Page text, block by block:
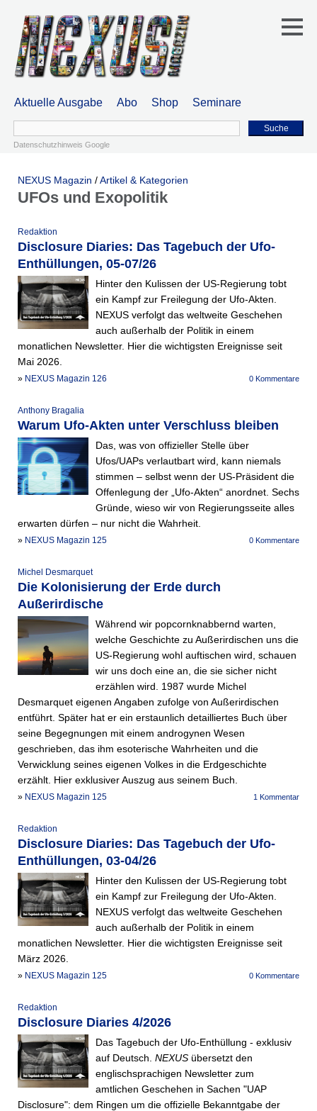
Aktuelle Ausgabe Abo Shop Seminare
Suche
Datenschutzhinweis Google
NEXUS Magazin /Artikel & Kategorien
UFOs und Exopolitik
Redaktion
Disclosure Diaries: Das Tagebuch der Ufo-
Enthüllungen, 05-07/26
Hinter den Kulissen der US-Regierung tobt
ein Kampf zur Freilegung der Ufo-Akten.
NEXUS verfolgt das weltweite Geschehen
auch außerhalb der Politik in einem
monatlichen Newsletter. Hier die wichtigsten Ereignisse seit
Mai 2026.
0 Kommentare
» NEXUS Magazin 126
Anthony Bragalia
Warum Ufo-Akten unter Verschluss bleiben
Das, was von offizieller Stelle über
Ufos/UAPs verlautbart wird, kann niemals
stimmen – selbst wenn der US-Präsident die
Offenlegung der „Ufo-Akten“ anordnet. Sechs
Gründe, wieso wir von Regierungsseite alles
erwarten dürfen – nur nicht die Wahrheit.
0 Kommentare
» NEXUS Magazin 125
Michel Desmarquet
Die Kolonisierung der Erde durch
Außerirdische
Während wir popcornknabbernd warten,
welche Geschichte zu Außerirdischen uns die
US-Regierung wohl auftischen wird, schauen
wir uns doch eine an, die sie sicher nicht
erzählen wird. 1987 wurde Michel
Desmarquet eigenen Angaben zufolge von Außerirdischen
entführt. Später hat er ein erstaunlich detailliertes Buch über
seine Begegnungen mit einem androgynen Wesen
geschrieben, das ihm esoterische Wahrheiten und die
Verwicklung seines eigenen Volkes in die Erdgeschichte
erzählt. Hier exklusiver Auszug aus seinem Buch.
1 Kommentar
» NEXUS Magazin 125
Redaktion
Disclosure Diaries: Das Tagebuch der Ufo-
Enthüllungen, 03-04/26
Hinter den Kulissen der US-Regierung tobt
ein Kampf zur Freilegung der Ufo-Akten.
NEXUS verfolgt das weltweite Geschehen
auch außerhalb der Politik in einem
monatlichen Newsletter. Hier die wichtigsten Ereignisse seit
März 2026.
0 Kommentare
» NEXUS Magazin 125
Redaktion
Disclosure Diaries 4/2026
Das Tagebuch der Ufo-Enthüllung - exklusiv
auf Deutsch. NEXUS übersetzt den
englischsprachigen Newsletter zum
amtlichen Geschehen in Sachen "UAP
Disclosure": dem Ringen um die offizielle Bekanntgabe der